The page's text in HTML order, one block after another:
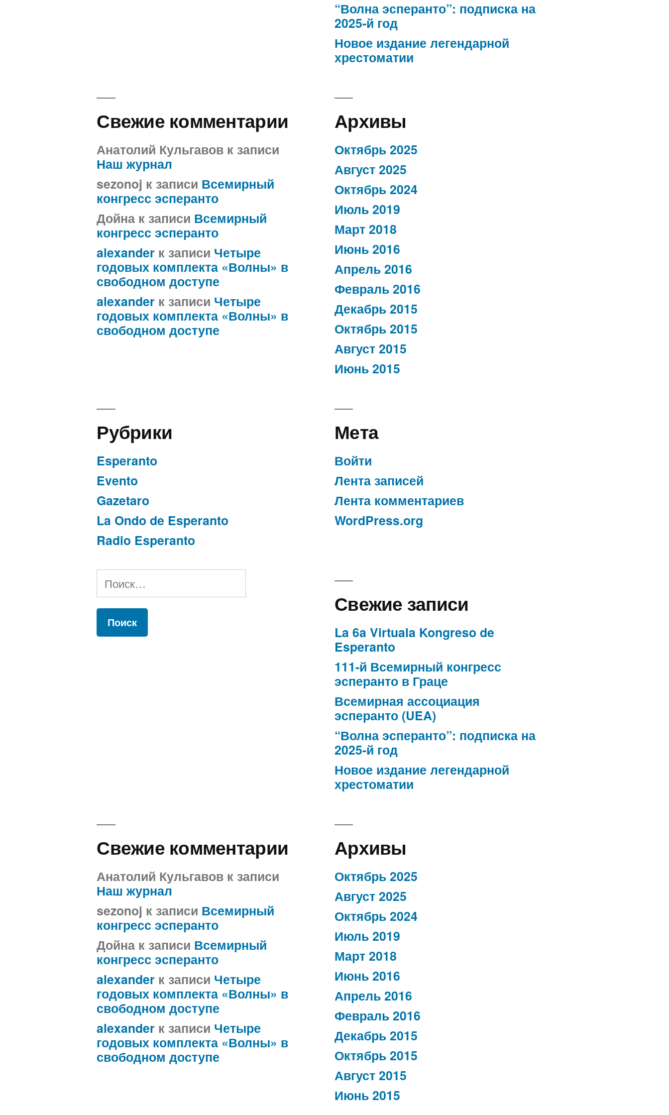
“Волна эсперанто”: подписка на
2025-й год
Новое издание легендарной
хрестоматии
Свежие комментарии
Анатолий Кульгавов к записи
Наш журнал
sezonoj к записи Всемирный
конгресс эсперанто
Дойна к записи Всемирный
конгресс эсперанто
alexander к записи Четыре
годовых комплекта «Волны» в
свободном доступе
alexander к записи Четыре
годовых комплекта «Волны» в
свободном доступе
Архивы
Октябрь 2025
Август 2025
Октябрь 2024
Июль 2019
Март 2018
Июнь 2016
Апрель 2016
Февраль 2016
Декабрь 2015
Октябрь 2015
Август 2015
Июнь 2015
Рубрики
Esperanto
Evento
Gazetaro
La Ondo de Esperanto
Radio Esperanto
Мета
Войти
Лента записей
Лента комментариев
WordPress.org
Найти:
Свежие записи
La 6a Virtuala Kongreso de
Esperanto
111-й Всемирный конгресс
эсперанто в Граце
Всемирная ассоциация
эсперанто (UEA)
“Волна эсперанто”: подписка на
2025-й год
Новое издание легендарной
хрестоматии
Свежие комментарии
Анатолий Кульгавов к записи
Наш журнал
sezonoj к записи Всемирный
конгресс эсперанто
Дойна к записи Всемирный
конгресс эсперанто
alexander к записи Четыре
годовых комплекта «Волны» в
свободном доступе
alexander к записи Четыре
годовых комплекта «Волны» в
свободном доступе
Архивы
Октябрь 2025
Август 2025
Октябрь 2024
Июль 2019
Март 2018
Июнь 2016
Апрель 2016
Февраль 2016
Декабрь 2015
Октябрь 2015
Август 2015
Июнь 2015